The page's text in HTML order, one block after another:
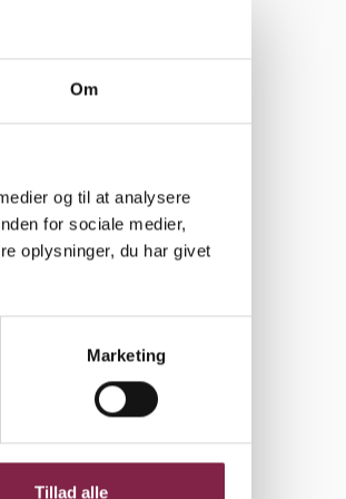
Om
og til at analysere
for sociale medier,
oplysninger, du har givet
Marketing
Tillad alle
der
den i
satte
for at
og